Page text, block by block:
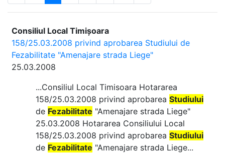
Consiliul Local Timișoara
158/25.03.2008 privind aprobarea Studiului de
Fezabilitate "Amenajare strada Liege"
25.03.2008
...Consiliul Local Timisoara Hotararea
158/25.03.2008 privind aprobarea Studiului
de Fezabilitate "Amenajare strada Liege"
25.03.2008 Hotararea Consiliului Local
158/25.03.2008 privind aprobarea Studiului
de Fezabilitate "Amenajare strada Liege...